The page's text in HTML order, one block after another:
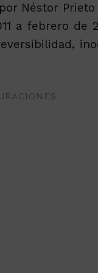
Néstor
a febrero de